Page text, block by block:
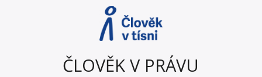
ČLOVĚK V PRÁVU